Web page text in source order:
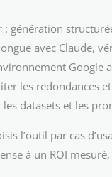
génération
avec Claude,
Google
les redondances
datasets et les
l’outil par cas
à un ROI